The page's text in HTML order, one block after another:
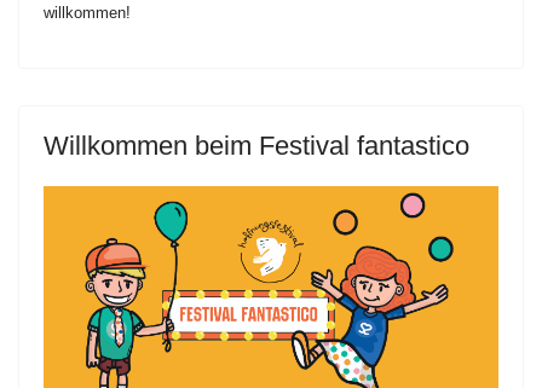
willkommen!
Willkommen beim Festival fantastico